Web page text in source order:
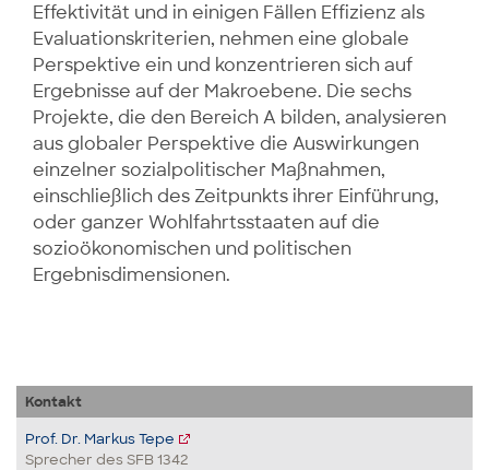
Effektivität und in einigen Fällen Effizienz als
Evaluationskriterien, nehmen eine globale
Perspektive ein und konzentrieren sich auf
Ergebnisse auf der Makroebene. Die sechs
Projekte, die den Bereich A bilden, analysieren
aus globaler Perspektive die Auswirkungen
einzelner sozialpolitischer Maßnahmen,
einschließlich des Zeitpunkts ihrer Einführung,
oder ganzer Wohlfahrtsstaaten auf die
sozioökonomischen und politischen
Ergebnisdimensionen.
Kontakt
Prof. Dr. Markus Tepe
Sprecher des SFB 1342